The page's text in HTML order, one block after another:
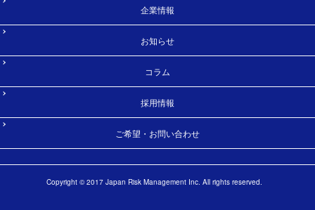
企業情報
お知らせ
コラム
採用情報
ご希望・お問い合わせ
Copyright © 2017 Japan Risk Management Inc. All rights reserved.